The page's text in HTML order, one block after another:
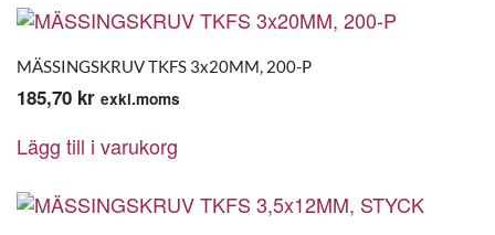
MÄSSINGSKRUV TKFS 3x20MM, 200-P
185,70 kr exkl.moms
Lägg till i varukorg